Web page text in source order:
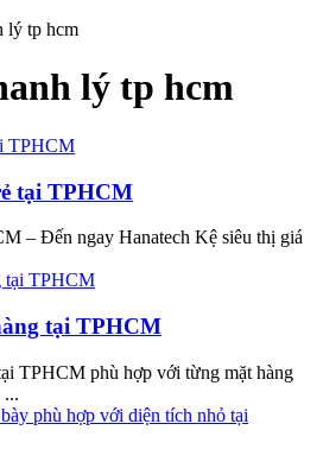
lý tp hcm
lý tp hcm
tại TPHCM
– Đến ngay Hanatech Kệ siêu thị giá
tại TPHCM
TPHCM phù hợp với từng mặt hàng